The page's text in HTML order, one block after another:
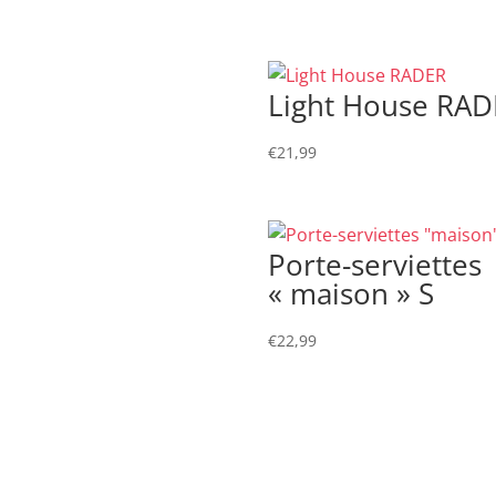
Light House
€21,99
Porte-serviettes
« maison » S
€22,99